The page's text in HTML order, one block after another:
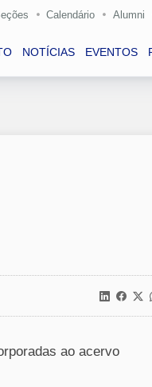
Calendário Alumni
NOTÍCIAS EVENTOS
ao acervo